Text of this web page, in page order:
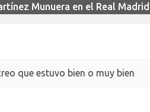
Munuera en el Real
que estuvo bien o muy bien